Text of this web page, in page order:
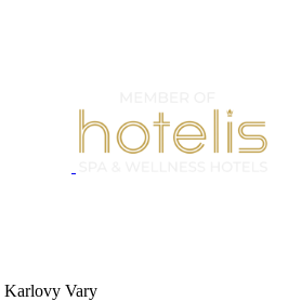
Karlovy Vary